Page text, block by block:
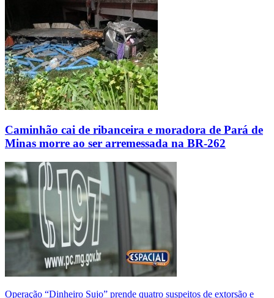
Caminhão cai de ribanceira e moradora de Pará de
Minas morre ao ser arremessada na BR-262
Operação “Dinheiro Sujo” prende quatro suspeitos de extorsão e